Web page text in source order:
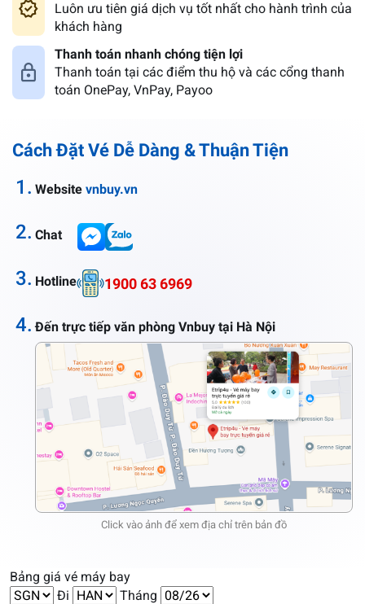
Luôn ưu tiên giá dịch vụ tốt nhất cho hành trình của
khách hàng
Thanh toán nhanh chóng tiện lợi
Thanh toán tại các điểm thu hộ và các cổng thanh
toán OnePay, VnPay, Payoo
Cách Đặt Vé Dễ Dàng & Thuận Tiện
1. Website vnbuy.vn
2. Chat
3. Hotline 1900 63 6969
4. Đến trực tiếp văn phòng Vnbuy tại Hà Nội
Click vào ảnh để xem địa chỉ trên bản đồ
Bảng giá vé máy bay
Đi
Tháng